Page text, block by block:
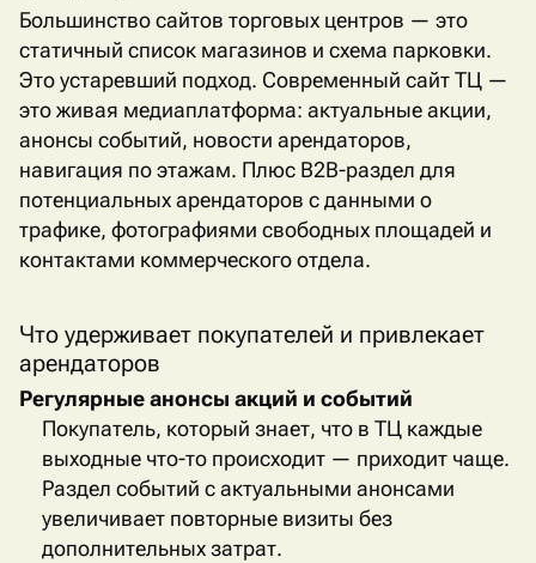
Большинство сайтов торговых центров — это
статичный список магазинов и схема парковки.
Это устаревший подход. Современный сайт ТЦ —
это живая медиаплатформа: актуальные акции,
анонсы событий, новости арендаторов,
навигация по этажам. Плюс B2B-раздел для
потенциальных арендаторов с данными о
трафике, фотографиями свободных площадей и
контактами коммерческого отдела.
Что удерживает покупателей и привлекает
арендаторов
Регулярные анонсы акций и событий
Покупатель, который знает, что в ТЦ каждые
выходные что-то происходит — приходит чаще.
Раздел событий с актуальными анонсами
увеличивает повторные визиты без
дополнительных затрат.